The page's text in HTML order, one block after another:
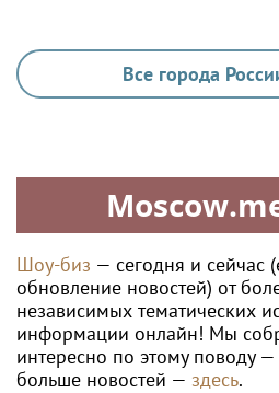
Все города
Шоу-биз — сегодня и сейчас
обновление новостей) от
независимых тематических
информации онлайн! Мы
интересно по этому поводу —
больше новостей — здесь.